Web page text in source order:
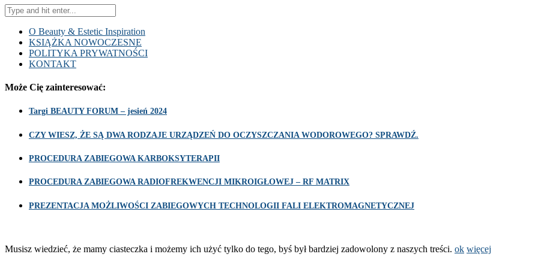
O Beauty & Estetic Inspiration
KSIĄŻKA NOWOCZESNE
POLITYKA PRYWATNOŚCI
KONTAKT
Może Cię zainteresować:
Targi BEAUTY FORUM – jesień 2024
CZY WIESZ, ŻE SĄ DWA RODZAJE URZĄDZEŃ DO OCZYSZCZANIA WODOROWEGO? SPRAWDŹ.
PROCEDURA ZABIEGOWA KARBOKSYTERAPII
PROCEDURA ZABIEGOWA RADIOFREKWENCJI MIKROIGŁOWEJ – RF MATRIX
PREZENTACJA MOŻLIWOŚCI ZABIEGOWYCH TECHNOLOGII FALI ELEKTROMAGNETYCZNEJ
Musisz wiedzieć, że mamy ciasteczka i możemy ich użyć tylko do tego, byś był bardziej zadowolony z naszych treści. ok więcej